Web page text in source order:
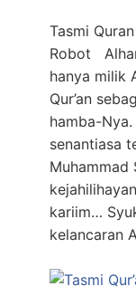
Tasmi
Robot
hanya milik
Qur’an
hamba-
senantiasa
Muhammad
kariim…
kelancaran